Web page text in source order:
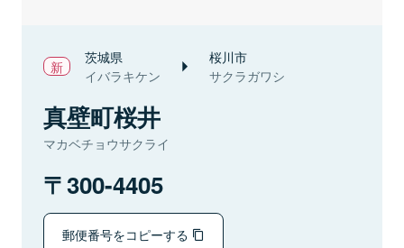
茨城県
イバラキケン
桜川市
サクラガワシ
真壁町桜井
マカベチョウサクライ
300-4405
郵便番号をコピーする